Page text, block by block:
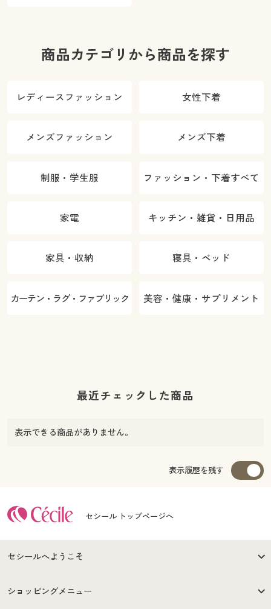
商品カテゴリから商品を探す
レディースファッション 女性下着
メンズファッション メンズ下着
制服・学生服 ファッション・下着すべて
家電 キッチン・雑貨・日用品
家具・収納 寝具・ベッド
カーテン・ラグ・ファブリック 美容・健康・サプリメント
最近チェックした商品
表示できる商品がありません。
表示履歴を残す
セシール トップページへ
セシールへようこそ
はじめての方へ
ショッピングメニュー